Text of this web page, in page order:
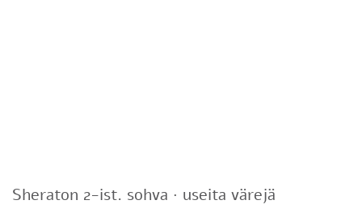
Sheraton 2-ist. sohva · useita värejä